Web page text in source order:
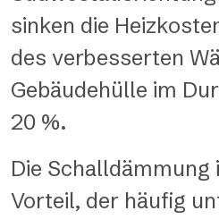
sinken die
des verbesserten
Gebäudehülle im
20 %.
Die
Vorteil, der häufig